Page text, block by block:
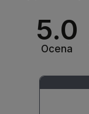
5.0
Ocena